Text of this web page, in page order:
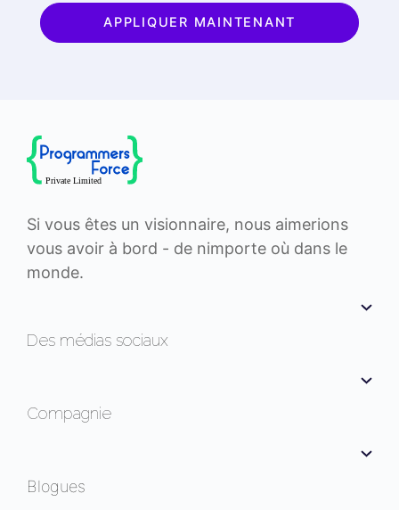
APPLIQUER MAINTENANT
Si vous êtes un visionnaire, nous aimerions
vous avoir à bord - de nimporte où dans le
monde.
Des médias sociaux
Compagnie
Blogues